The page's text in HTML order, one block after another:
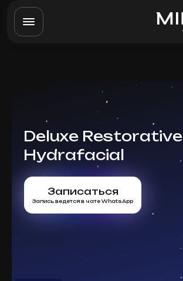
Deluxe Restorative
Hydrafacial
Записаться
Запись ведется в чате WhatsApp